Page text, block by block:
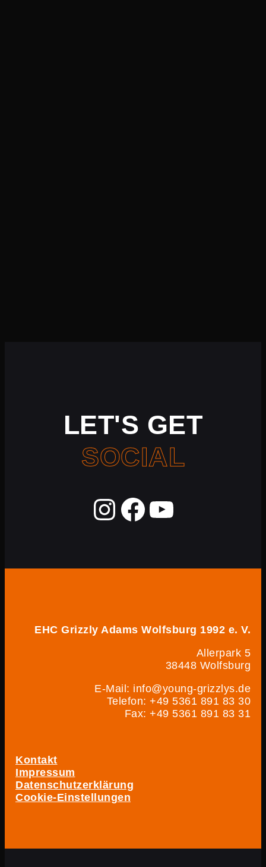
LET'S GET
SOCIAL
EHC Grizzly Adams Wolfsburg 1992 e. V.
Allerpark 5
38448 Wolfsburg
E-Mail: info@young-grizzlys.de
Telefon: +49 5361 891 83 30
Fax: +49 5361 891 83 31
Kontakt
Impressum
Datenschutzerklärung
Cookie-Einstellungen